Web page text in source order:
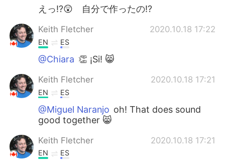
えっ⁉︎😲 自分で作ったの⁉︎
Keith Fletcher 2020.10.18 17:22
EN ES
@Chiara 👏 ¡Si! 😸
Keith Fletcher 2020.10.18 17:21
EN ES
@Miguel Naranjo oh! That does sound
good together 😸
Keith Fletcher 2020.10.18 17:21
EN ES